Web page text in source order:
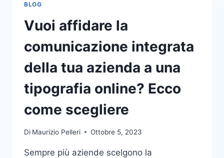
BLOG
Vuoi affidare la
comunicazione integrata
della tua azienda a una
tipografia online? Ecco
come scegliere
Di Maurizio Pelleri Ottobre 5, 2023
Sempre più aziende scelgono la